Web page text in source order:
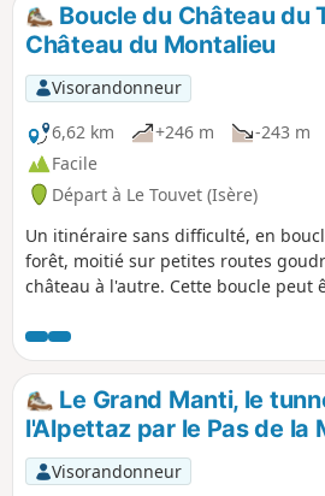
Boucle du Château du
Château du Montalieu
Visorandonneur
6,62 km
+246 m -243 m
Facile
Départ à Le Touvet (Isère)
Un itinéraire sans difficulté, en
forêt, moitié sur petites routes
château à l'autre. Cette boucle peut
forte de la Frette au Château du
boucle.
Le Grand Manti, le
l'Alpettaz par le Pas de la
Visorandonneur